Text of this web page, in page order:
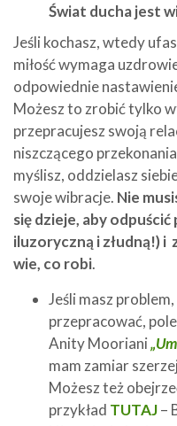
Świat ducha jest
Jeśli kochasz, wtedy
miłość wymaga
odpowiednie
Możesz to zrobić tylko
przepracujesz swoją
niszczącego
myślisz, oddzielasz
swoje wibracje. Nie
się dzieje, aby
iluzoryczną i złudną!) i
wie, co robi.
Jeśli masz
przepracować,
Anity Mooriani
mam zamiar
Możesz też
przykład TUTAJ–